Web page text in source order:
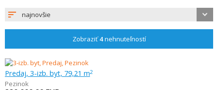
najnovšie
Zobraziť4nehnuteľností
Predaj, 3-izb. byt, 79,21 m2
Pezinok